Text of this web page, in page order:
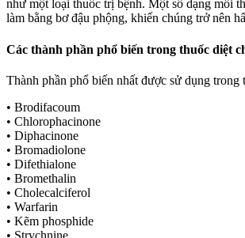
như một loại thuốc trị bệnh. Một số dạng mồi
làm bằng bơ đậu phộng, khiến chúng trở nên
Các thành phần phổ biến trong thuốc diệt
Thành phần phổ biến nhất được sử dụng trong
• Brodifacoum
• Chlorophacinone
• Diphacinone
• Bromadiolone
• Difethialone
• Bromethalin
• Cholecalciferol
• Warfarin
• Kẽm phosphide
• Strychnine